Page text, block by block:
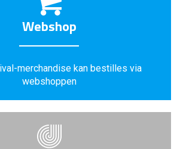
Webshop
merchandise kan bestilles via
webshoppen